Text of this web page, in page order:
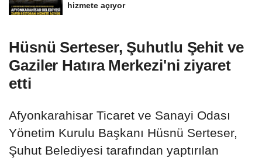
hizmete açıyor
Hüsnü Serteser, Şuhutlu Şehit ve
Gaziler Hatıra Merkezi'ni ziyaret
etti
Afyonkarahisar Ticaret ve Sanayi Odası
Yönetim Kurulu Başkanı Hüsnü Serteser,
Şuhut Belediyesi tarafından yaptırılan